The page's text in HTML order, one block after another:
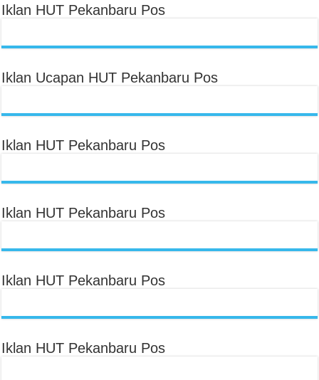
Iklan HUT Pekanbaru Pos
Iklan Ucapan HUT Pekanbaru Pos
Iklan HUT Pekanbaru Pos
Iklan HUT Pekanbaru Pos
Iklan HUT Pekanbaru Pos
Iklan HUT Pekanbaru Pos